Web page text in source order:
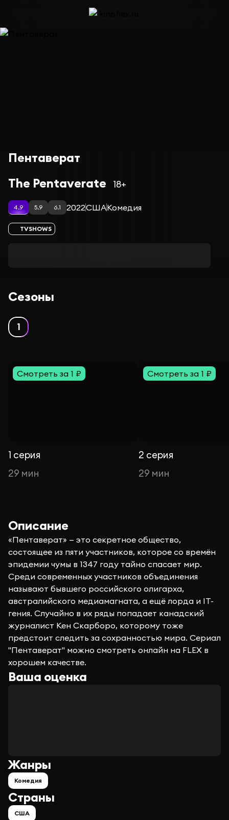
Пентаверат
The Pentaverate
18+
4.9 5.9 6.1 2022СШАКомедия
TVSHOWS
Сезоны
1
Смотреть за 1 ₽
1 серия
29 мин
Смотреть за 1 ₽
2 серия
29 мин
Описание
«Пентаверат» — это секретное общество,
состоящее из пяти участников, которое со времён
эпидемии чумы в 1347 году тайно спасает мир.
Среди современных участников объединения
называют бывшего российского олигарха,
австралийского медиамагната, а ещё лорда и IT-
гения. Случайно в их ряды попадает канадский
журналист Кен Скарборо, которому тоже
предстоит следить за сохранностью мира. Сериал
"Пентаверат" можно смотреть онлайн на FLEX в
хорошем качестве.
Ваша оценка
Страны
США
Жанры
Комедия